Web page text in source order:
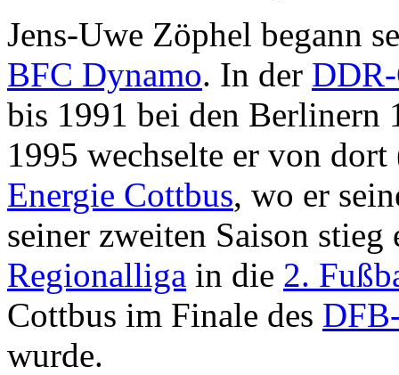
Jens-Uwe Zöphel begann
BFC Dynamo. In der
bis 1991 bei den Berlinern
1995 wechselte er von
Energie Cottbus, wo er
seiner zweiten Saison
Regionalliga in die 2.
Cottbus im Finale des
wurde.